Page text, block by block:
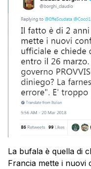
La bufala è quella di
Francia mette i nuovi